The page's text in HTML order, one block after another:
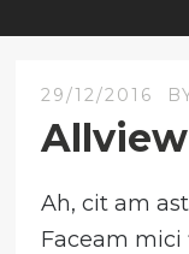
29/12/2016
Ah, cit am
Faceam